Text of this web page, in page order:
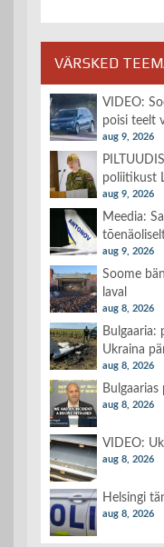
VÄRSKED
VIDEO:
poisi teelt
aug 9, 2026
poliitikust
aug 9, 2026
Meedia:
aug 9, 2026
Soome
laval
aug 8, 2026
Bulgaaria:
Ukraina
aug 8, 2026
aug 8, 2026
VIDEO:
aug 8, 2026
Helsingi
aug 8, 2026